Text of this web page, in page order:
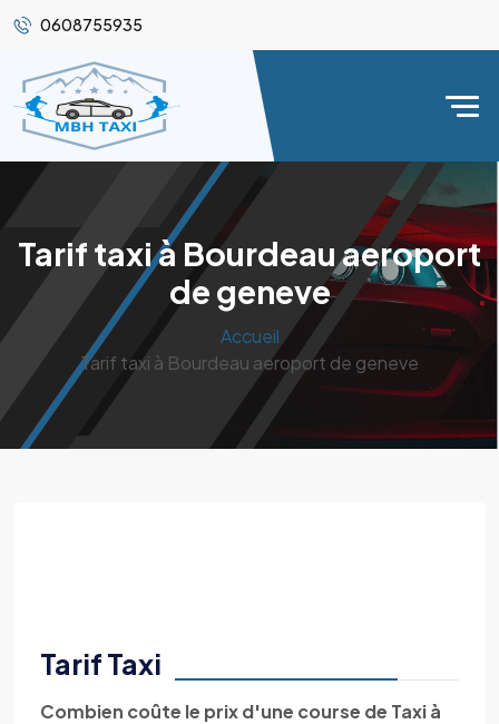
0608755935
Tarif taxi à Bourdeau aeroport
de geneve
Accueil
Tarif taxi à Bourdeau aeroport de geneve
Tarif Taxi
Combien coûte le prix d'une course de Taxi à